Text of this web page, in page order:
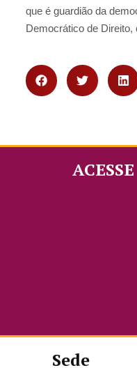
que é guardião da
Democrático de Direito,
ACESSE
Sede